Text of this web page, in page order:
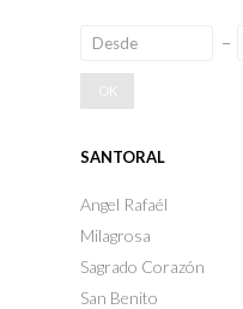
OK
SANTORAL
Angel Rafaél
Milagrosa
Sagrado Corazón
San Benito